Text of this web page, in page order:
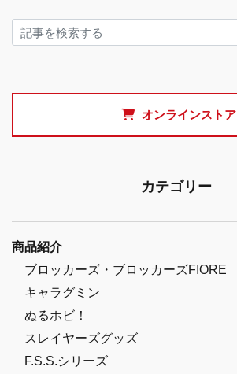
オンラインストア
カテゴリー
商品紹介
ブロッカーズ・ブロッカーズFIORE
キャラグミン
ぬるホビ！
スレイヤーズグッズ
F.S.S.シリーズ